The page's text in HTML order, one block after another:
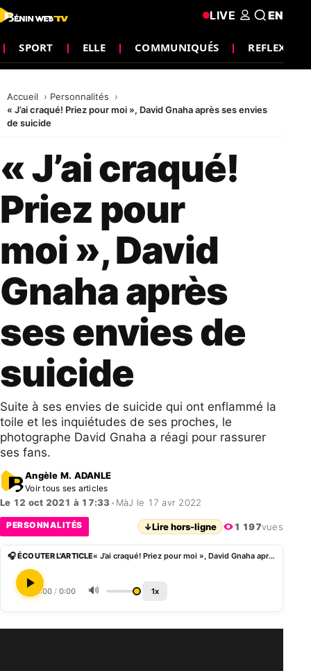
SPORT ELLE COMMUNIQUÉS
LIVE EN
Accueil
Personnalités
« J’ai craqué! Priez pour moi », David Gnaha après ses envies
de suicide
« J’ai craqué!
Priez pour
moi », David
Gnaha après
ses envies de
suicide
Suite à ses envies de suicide qui ont enflammé la
toile et les inquiétudes de ses proches, le
photographe David Gnaha a réagi pour rassurer
ses fans.
Angèle M. ADANLE
Voir tous ses articles
Le 12 oct 2021 à 17:33• MàJ le 17 avr 2022
PERSONNALITÉS ↓Lire hors-ligne 1 197vues
🎧 ÉCOUTER L'ARTICLE « J’ai craqué! Priez pour moi », David Gnaha après ses envies de suicide
0:00 / 0:00 🔊 1x